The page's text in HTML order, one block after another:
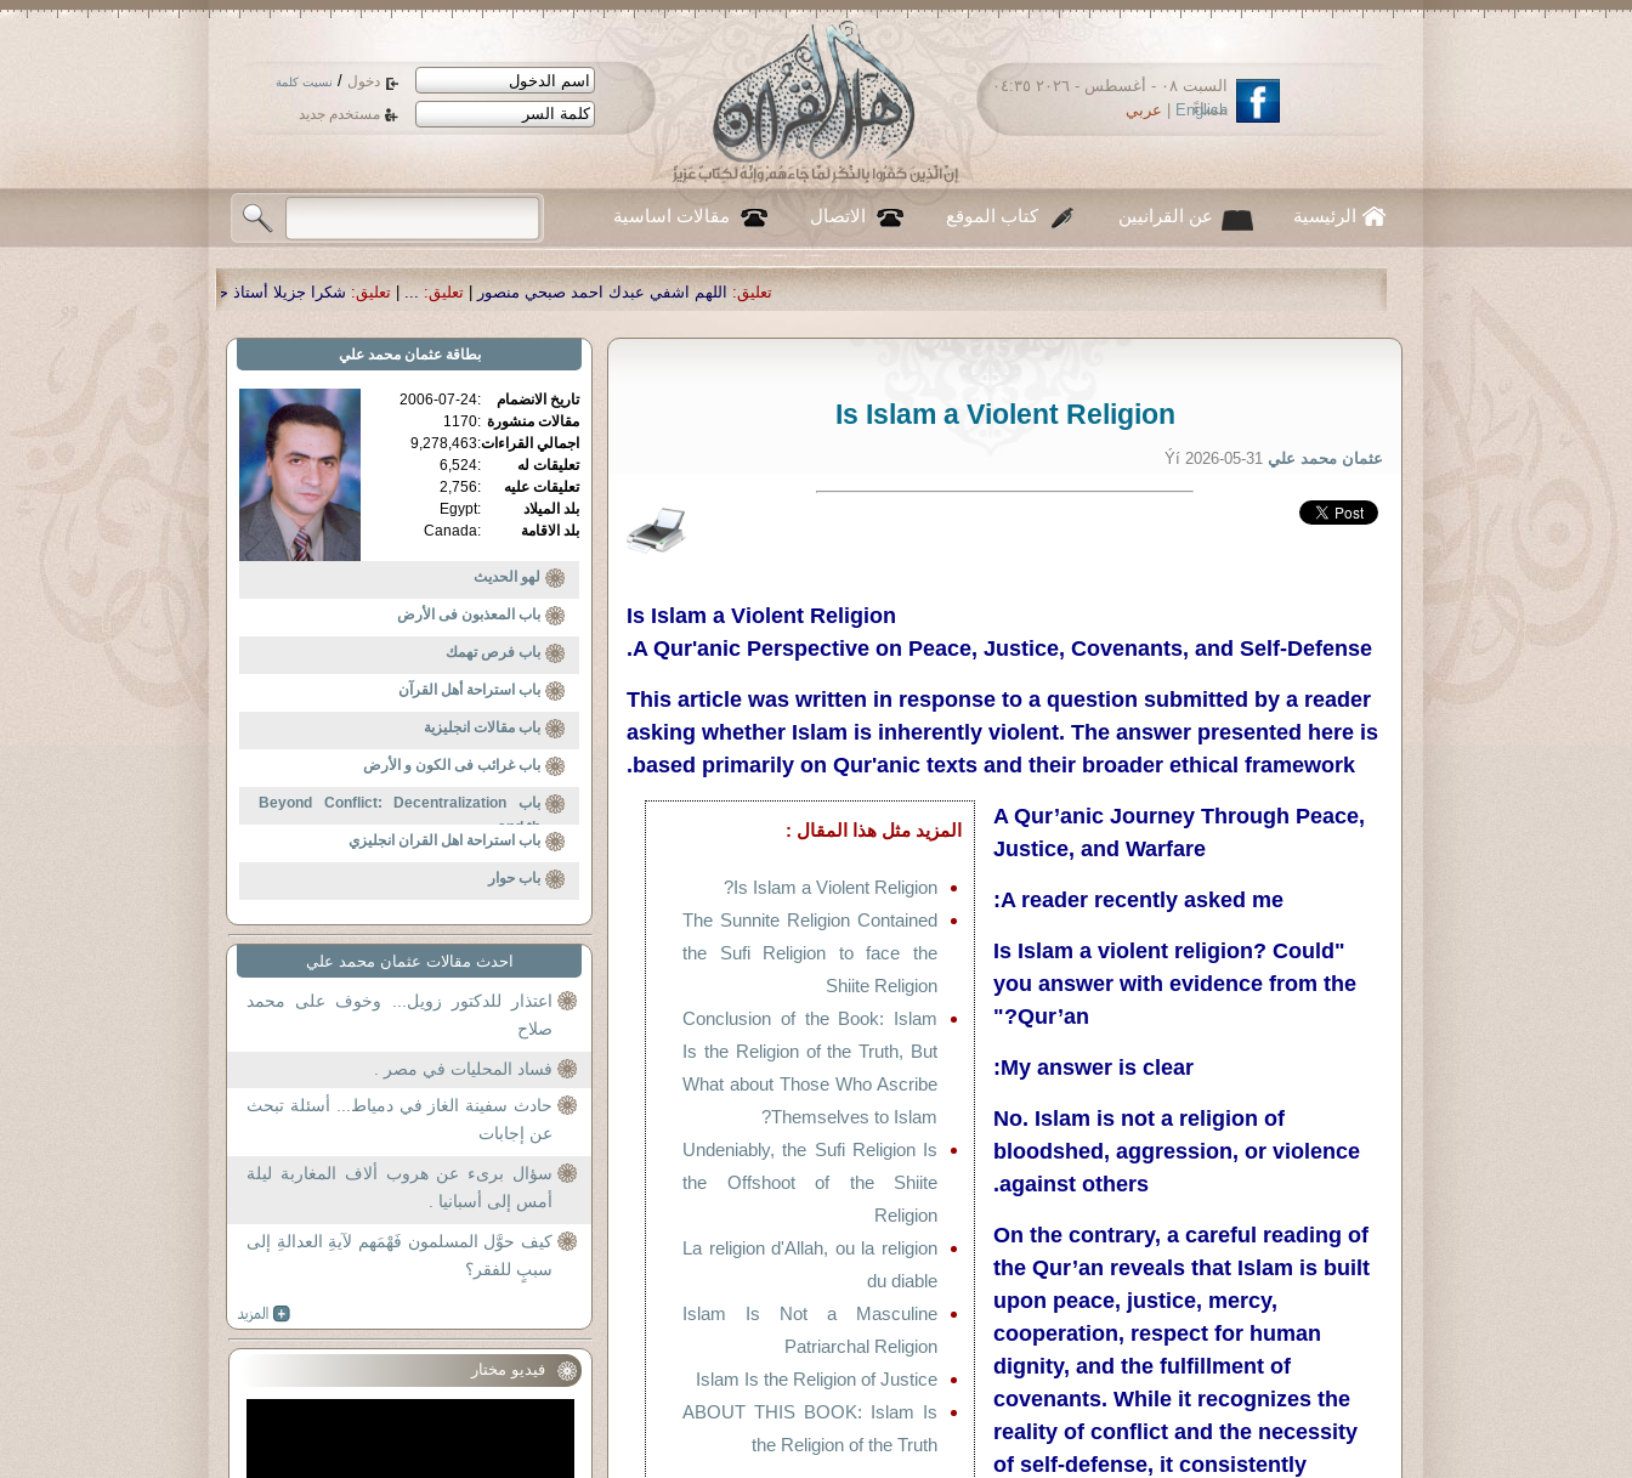
دخول / نسيت كلمة
مستخدم جديد
السبت ٠٨ - أغسطس - ٢٠٢٦ ٠٤:٣٥
مساءً
English عربي
الرئيسية عن القرانيين كتاب الموقع الاتصال مقالات اساسية
اللهم اشفي عبدك احمد صبحي منصور|تعليق: ...
|تعليق: شكرا جزيلا أستاذ حمد الحمد .أكرمكم الله .|تعليق:
Is Islam a Violent Religion
عثمان محمد علي Ýí 2026-05-31
Is Islam a Violent Religion
A Qur'anic Perspective on Peace, Justice, Covenants, and Self-Defense
.
This article was written in response to a question submitted by a reader
asking whether Islam is inherently violent. The answer presented here is
based primarily on Qur'anic texts and their broader ethical framework.
المزيد مثل هذا المقال :
Is Islam a Violent Religion?
The Sunnite Religion Contained
the Sufi Religion to face the
Shiite Religion
Conclusion of the Book: Islam
Is the Religion of the Truth, But
What about Those Who Ascribe
Themselves to Islam?
Undeniably, the Sufi Religion Is
the Offshoot of the Shiite
Religion
La religion d'Allah, ou la religion
du diable
Islam Is Not a Masculine
Patriarchal Religion
Islam Is the Religion of Justice
ABOUT THIS BOOK: Islam Is
the Religion of the Truth
A Qur’anic Journey Through Peace,
Justice, and Warfare
A reader recently asked me:
"Is Islam a violent religion? Could
you answer with evidence from the
Qur’an?"
My answer is clear:
No. Islam is not a religion of
bloodshed, aggression, or violence
against others.
On the contrary, a careful reading of
the Qur’an reveals that Islam is built
upon peace, justice, mercy,
cooperation, respect for human
dignity, and the fulfillment of
covenants. While it recognizes the
reality of conflict and the necessity
of self-defense, it consistently
بطاقةعثمان محمد علي
تاريخ الانضمام :
2006-07-24
مقالات منشورة :
1170
اجمالي القراءات:
9,278,463
تعليقات له
:
6,524
تعليقات عليه
:
2,756
بلد الميلاد
:
Egypt
بلد الاقامة
:
Canada
لهو الحديث
باب المعذبون فى الأرض
باب فرص تهمك
باب استراحة أهل القرآن
باب مقالات انجليزية
باب غرائب فى الكون و الأرض
باب Beyond Conflict: Decentralization
and th
باب استراحة اهل القران انجليزي
باب حوار
احدث مقالات عثمان محمد علي
اعتذار للدكتور زويل... وخوف على محمد
صلاح
فساد المحليات في مصر .
حادث سفينة الغاز في دمياط... أسئلة تبحث
عن إجابات
سؤال برىء عن هروب ألاف المغاربة ليلة
أمس إلى أسبانيا .
كيف حوَّل المسلمون فَهْمَهم لآيةِ العدالةِ إلى
سببٍ للفقر؟
فيديو مختار